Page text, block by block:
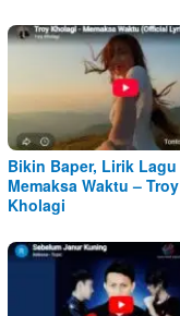
Bikin Baper, Lirik Lagu
Memaksa Waktu – Troy
Kholagi